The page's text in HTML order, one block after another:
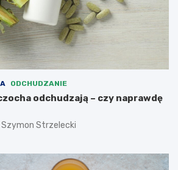
ODCHUDZANIE
odchudzają – czy naprawdę
Szymon Strzelecki